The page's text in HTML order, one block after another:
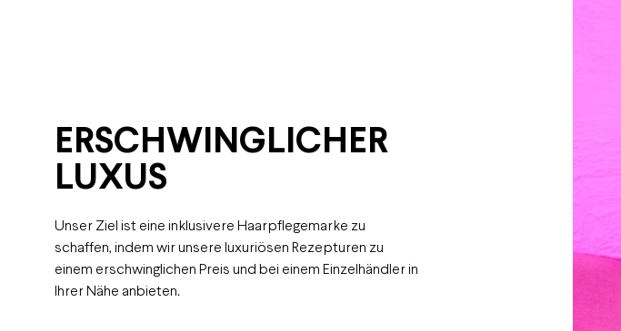
ERSCHWINGLICHER
LUXUS
Unser Ziel ist eine inklusivere Haarpflegemarke zu
schaffen, indem wir unsere luxuriösen Rezepturen zu
einem erschwinglichen Preis und bei einem Einzelhändler in
Ihrer Nähe anbieten.